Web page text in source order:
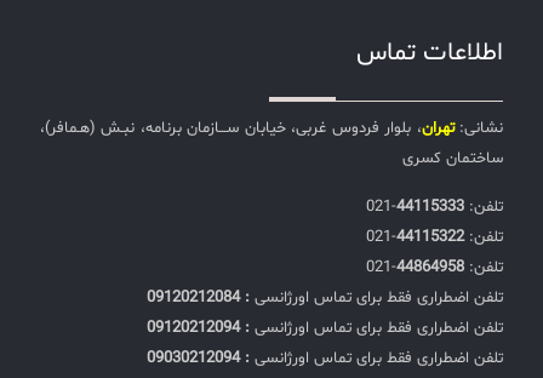
اطلاعات تماس
نشانی:تهران، بلوار فردوس غربی، خیابان ســـازمان برنامه، نبـش (هـمافر)،
ساختمان کسری
تلفن:‌ 44115333
-021
تلفن:‌44115322
-021
تلفن:‌ 44864958
-021
تلفن اضطراری فقط برای تماس اورژانسی : 09120212084
تلفن اضطراری فقط برای تماس اورژانسی : 09120212094
تلفن اضطراری فقط برای تماس اورژانسی : 09030212094